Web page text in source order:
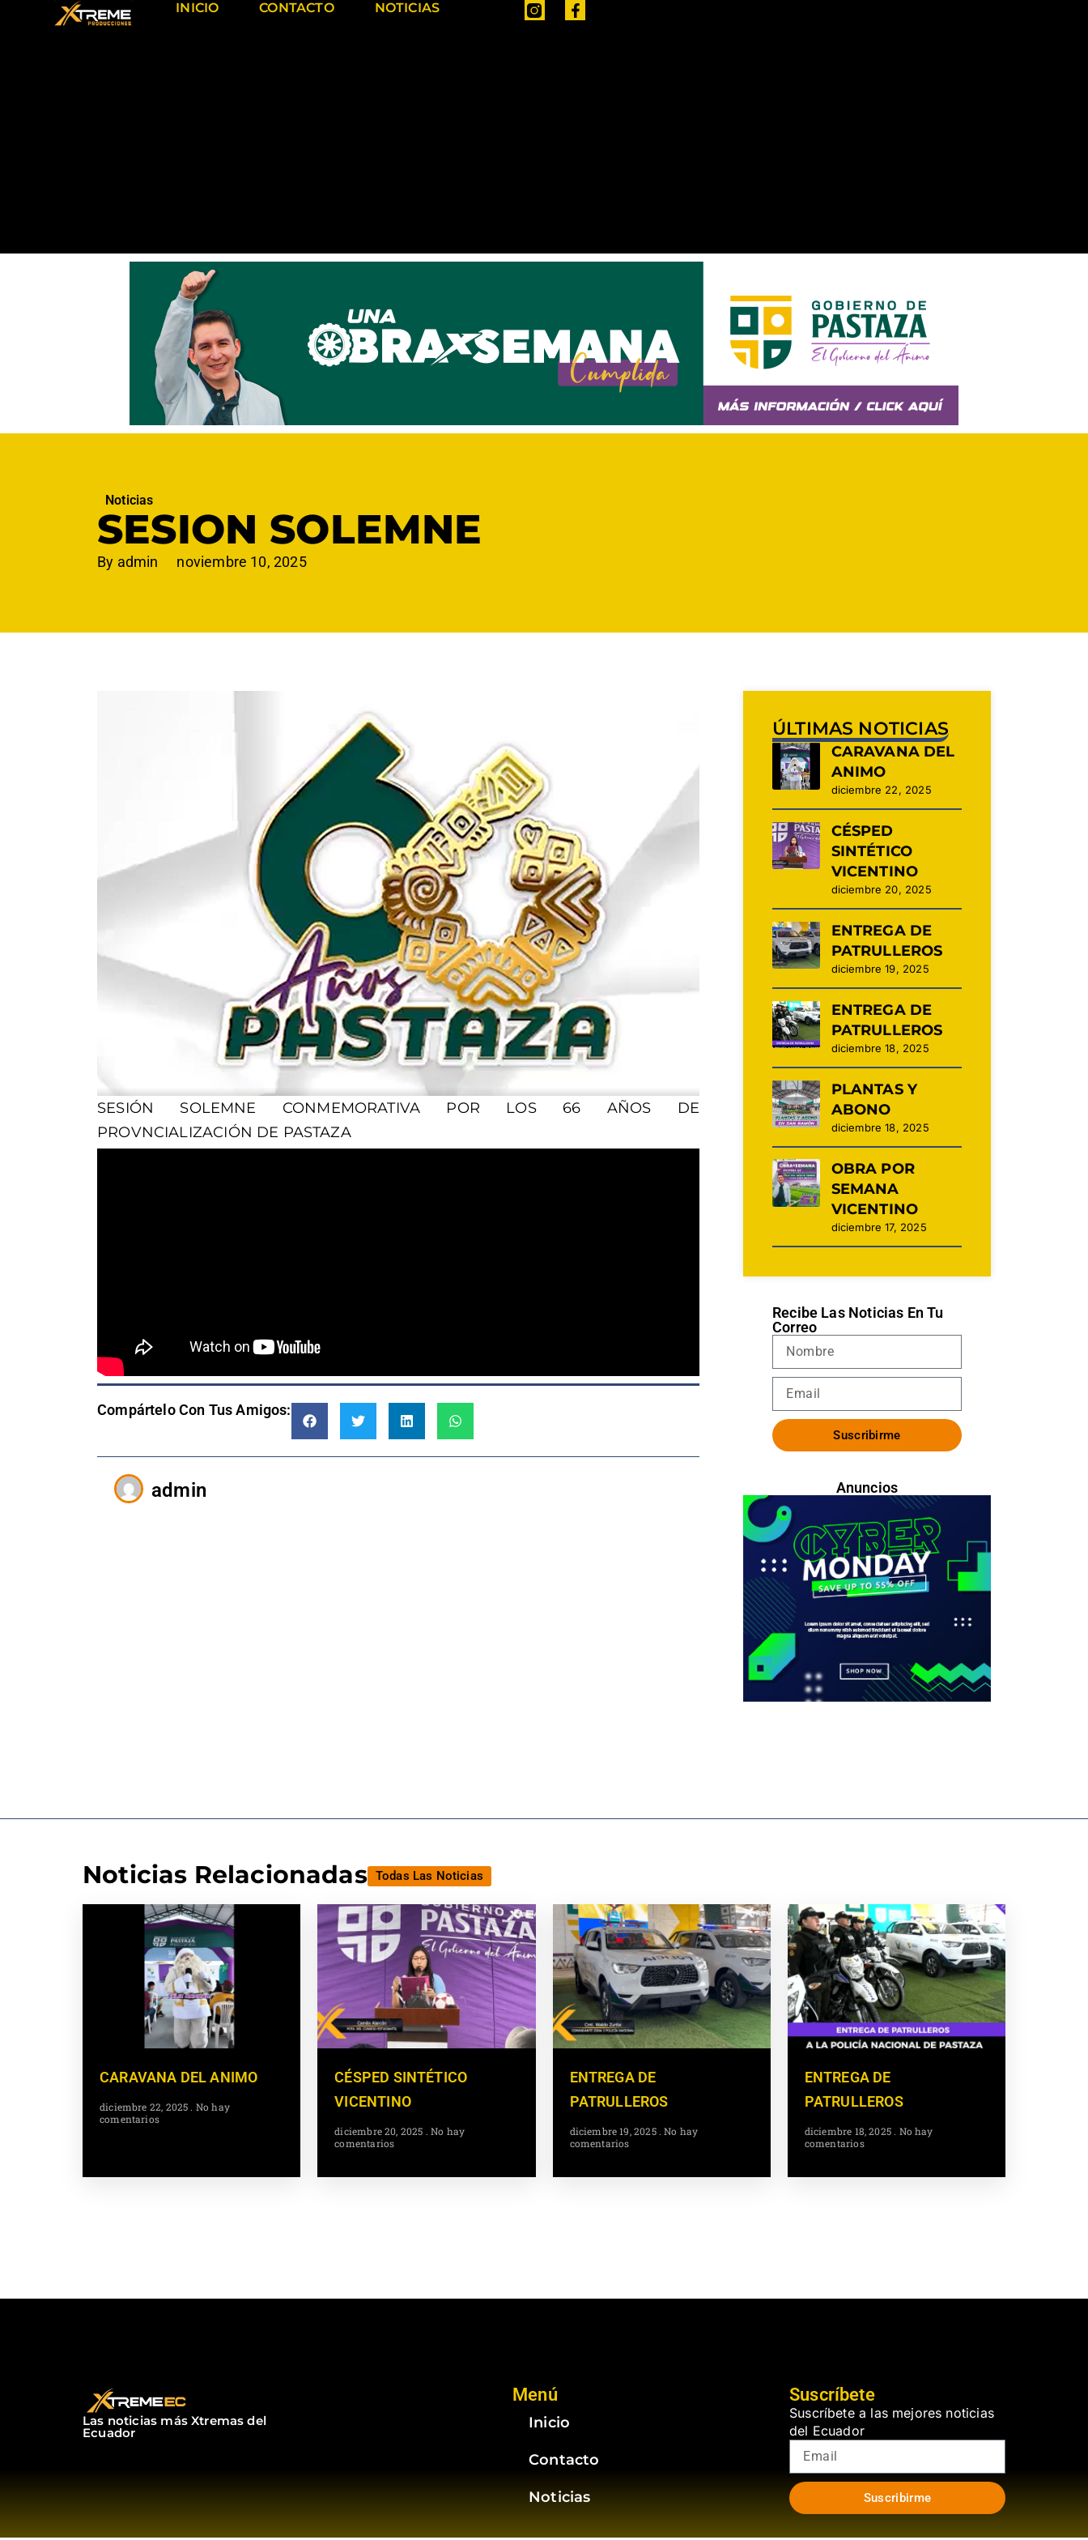
INICIO CONTACTO NOTICIAS
Noticias
SESION SOLEMNE
By admin noviembre 10, 2025
SESIÓN SOLEMNE CONMEMORATIVA POR LOS 66 AÑOS DE
PROVNCIALIZACIÓN DE PASTAZA
Compártelo Con Tus Amigos:
admin
ÚLTIMAS NOTICIAS
CARAVANA DEL
ANIMO
diciembre 22, 2025
CÉSPED
SINTÉTICO
VICENTINO
diciembre 20, 2025
ENTREGA DE
PATRULLEROS
diciembre 19, 2025
ENTREGA DE
PATRULLEROS
diciembre 18, 2025
PLANTAS Y
ABONO
diciembre 18, 2025
OBRA POR
SEMANA
VICENTINO
diciembre 17, 2025
Recibe Las Noticias En Tu
Correo
Suscribirme
Anuncios
Noticias Relacionadas Todas Las Noticias
CARAVANA DEL ANIMO
diciembre 22, 2025
No hay
comentarios
CÉSPED SINTÉTICO
VICENTINO
diciembre 20, 2025
No hay
comentarios
ENTREGA DE
PATRULLEROS
diciembre 19, 2025 No hay
comentarios
ENTREGA DE
PATRULLEROS
diciembre 18, 2025
No hay
comentarios
Las noticias más Xtremas del
Ecuador
Menú
Inicio
Contacto
Noticias
Suscríbete
Suscríbete a las mejores noticias
del Ecuador
Suscribirme